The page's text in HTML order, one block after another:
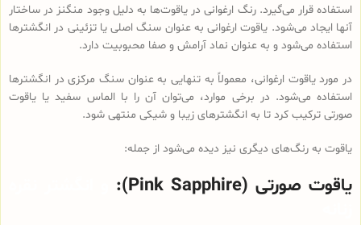
استفاده قرار می‌گیرد. رنگ ارغوانی در یاقوت‌ها به دلیل وجود منگنز در ساختار
آنها ایجاد می‌شود. یاقوت ارغوانی به عنوان سنگ اصلی یا تزئینی در انگشترها
استفاده می‌شود و به عنوان نماد آرامش و صفا محبوبیت دارد.
در مورد یاقوت ارغوانی، معمولاً به تنهایی به عنوان سنگ مرکزی در انگشترها
استفاده می‌شود. در برخی موارد، می‌توان آن را با الماس سفید یا یاقوت
صورتی ترکیب کرد تا به انگشترهای زیبا و شیکی منتهی شود.
یاقوت به رنگ‌های دیگری نیز دیده می‌شود از جمله:
یاقوت صورتی (Pink Sapphire):